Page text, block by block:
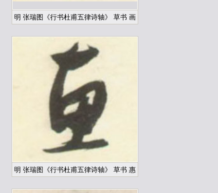
明 张瑞图《行书杜甫五律诗轴》 草书 画
明 张瑞图《行书杜甫五律诗轴》 草书 惠